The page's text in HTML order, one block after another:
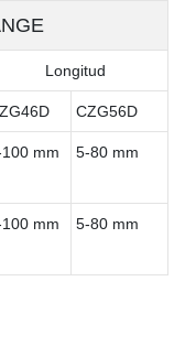
Longitud
CZG56D
mm 5-80 mm
mm 5-80 mm